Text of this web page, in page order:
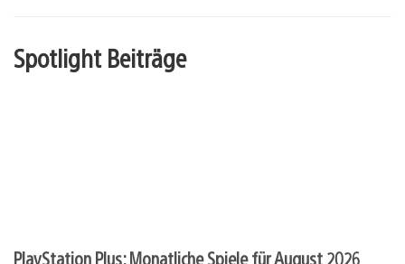
Spotlight Beiträge
PlayStation Plus: Monatliche Spiele für August 2026